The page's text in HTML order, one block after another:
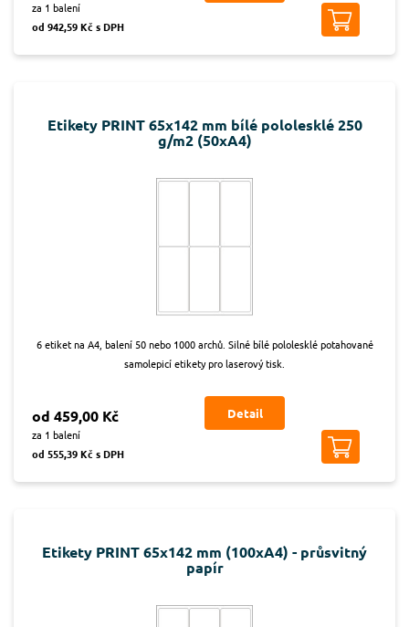
za 1 balení
od 942,59 Kč s DPH
Etikety PRINT 65x142 mm bílé pololesklé 250
g/m2 (50xA4)
6 etiket na A4, balení 50 nebo 1000 archů. Silné bílé pololesklé potahované
samolepicí etikety pro laserový tisk.
od 459,00 Kč
za 1 balení
od 555,39 Kč s DPH
Detail
Etikety PRINT 65x142 mm (100xA4) - průsvitný
papír